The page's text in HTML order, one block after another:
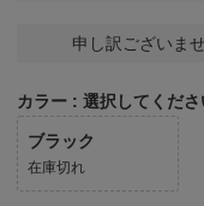
申し訳ございま
カラー 選択してくださ
ブラック
在庫切れ